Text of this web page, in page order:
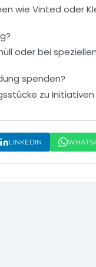
wie Vinted oder
oder bei
spenden?
zu
LINKEDIN